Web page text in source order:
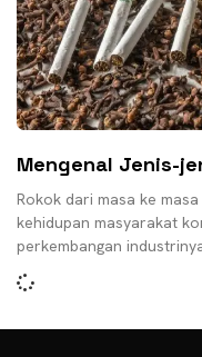
Mengenal Jenis-
Rokok dari masa ke
kehidupan masyarakat
perkembangan
industrinya bermula